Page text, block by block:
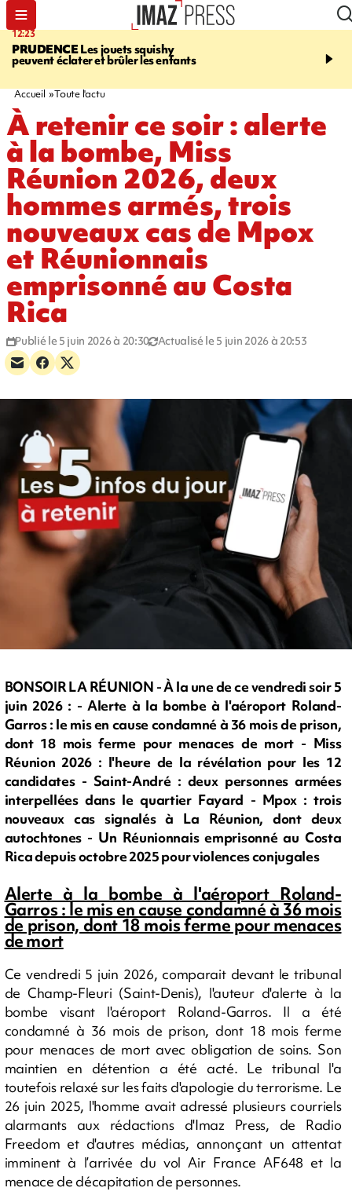
12:23
PRUDENCELes jouets squishy
peuvent éclater et brûler les enfants
15:54
inquiétante - un appel
Accueil Toute l'actu
À retenir ce soir : alerte
à la bombe, Miss
Réunion 2026, deux
hommes armés, trois
nouveaux cas de Mpox
et Réunionnais
emprisonné au Costa
Rica
Publié le 5 juin 2026 à 20:30 Actualisé le 5 juin 2026 à 20:53
BONSOIR LA RÉUNION - À la une de ce vendredi soir 5
juin 2026 : - Alerte à la bombe à l'aéroport Roland-
Garros : le mis en cause condamné à 36 mois de prison,
dont 18 mois ferme pour menaces de mort - Miss
Réunion 2026 : l'heure de la révélation pour les 12
candidates - Saint-André : deux personnes armées
interpellées dans le quartier Fayard - Mpox : trois
nouveaux cas signalés à La Réunion, dont deux
autochtones - Un Réunionnais emprisonné au Costa
Rica depuis octobre 2025 pour violences conjugales
Alerte à la bombe à l'aéroport Roland-
Garros : le mis en cause condamné à 36 mois
de prison, dont 18 mois ferme pour menaces
de mort
Ce vendredi 5 juin 2026, comparait devant le tribunal
de Champ-Fleuri (Saint-Denis), l'auteur d'alerte à la
bombe visant l'aéroport Roland-Garros. Il a été
condamné à 36 mois de prison, dont 18 mois ferme
pour menaces de mort avec obligation de soins. Son
maintien en détention a été acté. Le tribunal l'a
toutefois relaxé sur les faits d'apologie du terrorisme. Le
26 juin 2025, l'homme avait adressé plusieurs courriels
alarmants aux rédactions d'Imaz Press, de Radio
Freedom et d'autres médias, annonçant un attentat
imminent à l’arrivée du vol Air France AF648 et la
menace de décapitation de personnes.